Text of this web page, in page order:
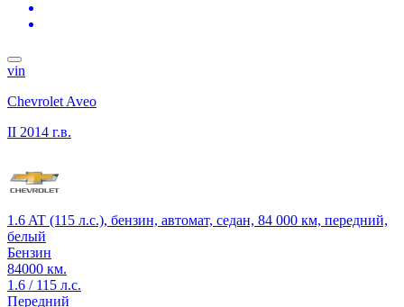
vin
Chevrolet Aveo
II 2014 г.в.
1.6 AT (115 л.с.), бензин, автомат, седан, 84 000 км, передний,
белый
Бензин
84000 км.
1.6 / 115 л.с.
Передний